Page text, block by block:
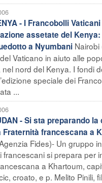
- I Francobolli
assetate del
a Nyumbani Nairobi
Vaticano in aiuto alle
nord del Kenya. I fondi
speciale dei
...
- Si sta preparando
Fraternità francescana a
Fides)- Un gruppo
francescani si prepara per
a Khartoum,
croato, e p. Melito Pinili,